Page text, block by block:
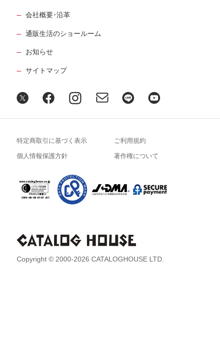
会社概要･沿革
通販生活のショールーム
お知らせ
サイトマップ
Copyright © 2000-2026 CATALOGHOUSE LTD.
特定商取引に基づく表示 ご利用規約
個人情報保護方針 著作権について